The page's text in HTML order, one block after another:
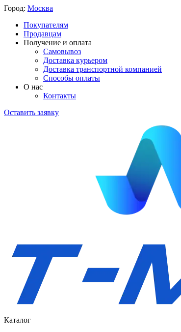
Город: Москва
Покупателям
Продавцам
Получение и оплата
Самовывоз
Доставка курьером
Доставка транспортной компанией
Способы оплаты
О нас
Контакты
Оставить заявку
Каталог